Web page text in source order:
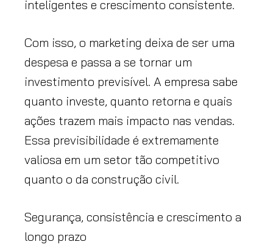
inteligentes e crescimento consistente.
Com isso, o marketing deixa de ser uma
despesa e passa a se tornar um
investimento previsível. A empresa sabe
quanto investe, quanto retorna e quais
ações trazem mais impacto nas vendas.
Essa previsibilidade é extremamente
valiosa em um setor tão competitivo
quanto o da construção civil.
Segurança, consistência e crescimento a
longo prazo